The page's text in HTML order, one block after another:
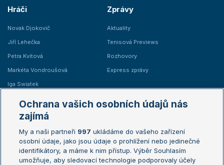
Hráči
Novak Djokovič
Jiří Lehečka
Petra Kvitová
Markéta Vondroušová
Iga Swiatek
Zprávy
Aktuality
Tenisová Previews
Rozhovory
Express zprávy
Žebříčky
Žebříček ATP (muži)
Žebříček WTA (ženy)
Sázkařský žebříček
Australian Open
French Open
Wimbledon
Ochrana vašich osobních údajů nás
zajímá
My a naši partneři 997 ukládáme do vašeho zařízení
osobní údaje, jako jsou údaje o prohlížení nebo jedinečné
identifikátory, a máme k nim přístup. Výběr Souhlasím
umožňuje, aby sledovací technologie podporovaly účely